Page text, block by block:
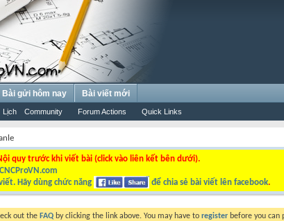
Lịch Community Forum Actions Quick Links
Bài gửi hôm nay Bài viết mới
quy trước khi viết bài (click vào liên kết bên dưới).
Hãy dùng chức năng để chia sẻ bài viết lên facebook.
out the FAQ by clicking the link above. You may have to register before you can